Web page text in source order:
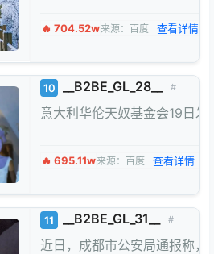
🔥 704.52w来源：百度 查看详情 →
10 __B2BE_GL_28__ #
意大利华伦天奴基金会19日
🔥 695.11w来源：百度 查看详情 →
11 __B2BE_GL_31__ #
近日，成都市公安局通报称